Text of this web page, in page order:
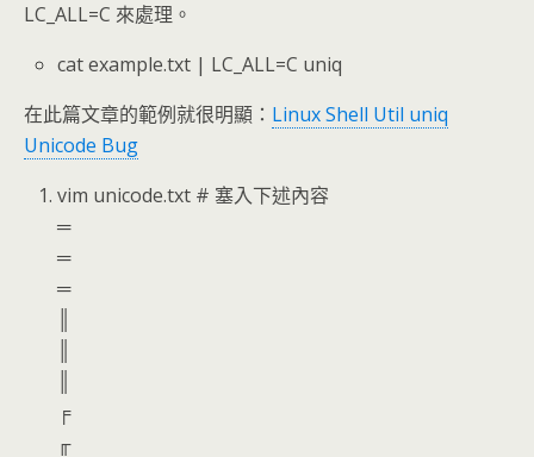
LC_ALL=C 來處理。
cat example.txt | LC_ALL=C uniq
在此篇文章的範例就很明顯： Linux Shell Util uniq
Unicode Bug
vim unicode.txt # 塞入下述內容
═
═
═
╒
╓